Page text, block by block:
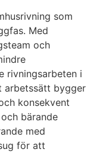
som
Med
och
rivningsarbeten i
arbetssätt bygger
konsekvent
bärande
med
för att